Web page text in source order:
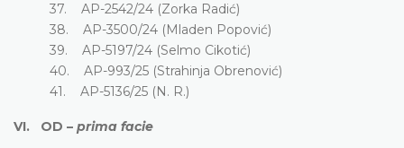
37. AP-2542/24 (Zorka Radić)
38. AP-3500/24 (Mladen Popović)
39. AP-5197/24 (Selmo Cikotić)
40. AP-993/25 (Strahinja Obrenović)
41. AP-5136/25 (N. R.)
VI. OD – prima facie